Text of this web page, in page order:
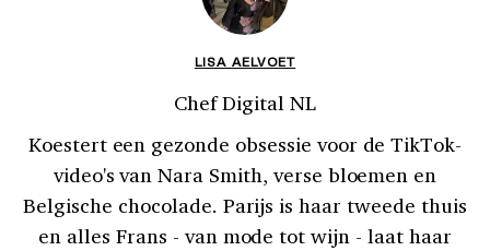
LISA AELVOET
Chef Digital NL
Koestert een gezonde obsessie voor de TikTok-
video's van Nara Smith, verse bloemen en
Belgische chocolade. Parijs is haar tweede thuis
en alles Frans - van mode tot wijn - laat haar